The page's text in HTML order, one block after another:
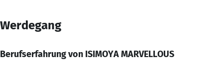
Werdegang
Berufserfahrung von ISIMOYA MARVELLOUS